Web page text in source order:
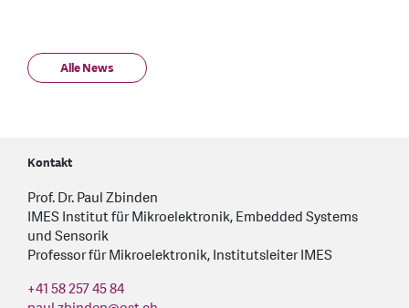
Alle News
Kontakt
Prof. Dr. Paul Zbinden
IMES Institut für Mikroelektronik, Embedded Systems
und Sensorik
Professor für Mikroelektronik, Institutsleiter IMES
+41 58 257 45 84